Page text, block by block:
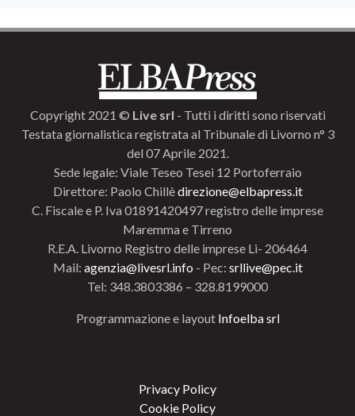
Copyright 2021 © Live srl - Tutti i diritti sono riservati
Testata giornalistica registrata al Tribunale di Livorno n° 3
del 07 Aprile 2021.
Sede legale: Viale Teseo Tesei 12 Portoferraio
Direttore: Paolo Chillèdirezione@elbapress.it
C. Fiscale e P. Iva 01891420497 registro delle imprese
Maremma e Tirreno
R.E.A. Livorno Registro delle imprese Li- 206464
Mail: agenzia@livesrl.info - Pec: srllive@pec.it
Tel: 348.3803386 – 328.8199000
Programmazione e layout Infoelba srl
Privacy Policy
Cookie Policy